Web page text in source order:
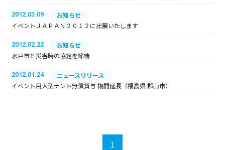
2012.03.09
お知らせ
イベントＪＡＰＡＮ２０１２に出展いたします
2012.02.22
お知らせ
水戸市と災害時の協定を締結
2012.01.24
ニュースリリース
イベント用大型テント無償貸与 期間延長（福島県 郡山市）
1